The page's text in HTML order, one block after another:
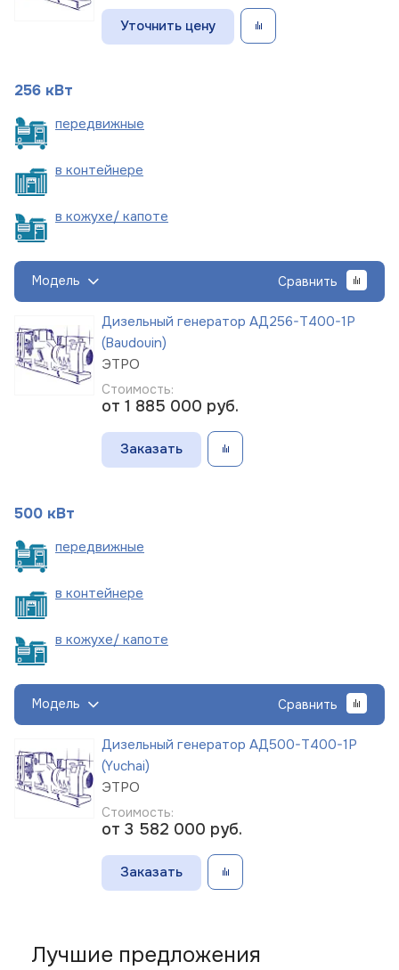
Уточнить цену
256 кВт
передвижные
в контейнере
в кожухе/ капоте
Модель Сравнить
Дизельный генератор АД256-Т400-1Р
(Baudouin)
ЭТРО
Стоимость:
от 1 885 000 руб.
Заказать
500 кВт
передвижные
в контейнере
в кожухе/ капоте
Модель Сравнить
Дизельный генератор АД500-Т400-1Р
(Yuchai)
ЭТРО
Стоимость:
от 3 582 000 руб.
Заказать
Лучшие предложения